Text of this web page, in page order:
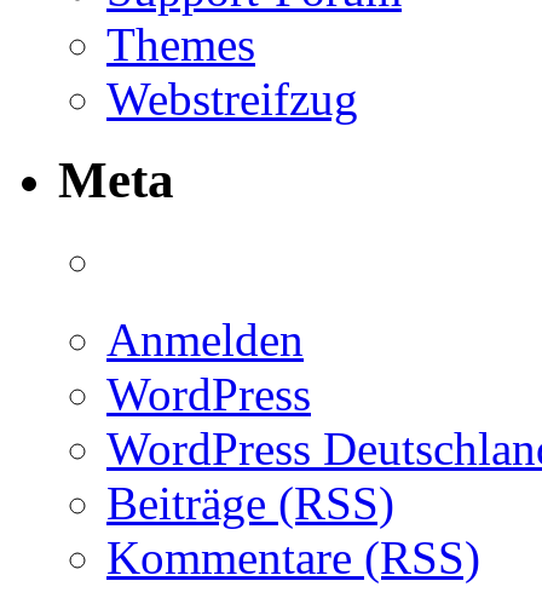
Themes
Webstreifzug
Meta
Anmelden
WordPress
WordPress
Beiträge (RSS)
Kommentare (RSS)